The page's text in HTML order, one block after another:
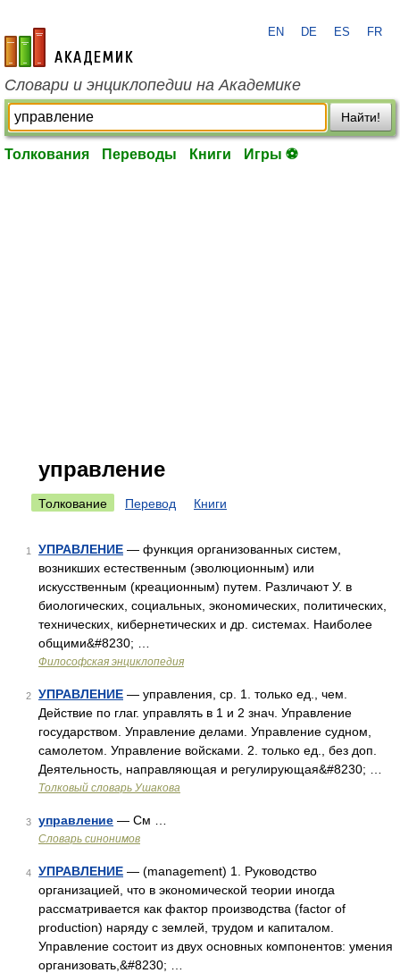
academic.ru
EN DE ES FR
Словари и энциклопедии на Академике
Найти!
Толкования Переводы Книги Игры ⚽
управление
Толкование Перевод Книги
1 УПРАВЛЕНИЕ — функция организованных систем,
возникших естественным (эволюционным) или
искусственным (креационным) путем. Различают У. в
биологических, социальных, экономических, политических,
технических, кибернетических и др. системах. Наиболее
общими&#8230; …
Философская энциклопедия
2 УПРАВЛЕНИЕ — управления, ср. 1. только ед., чем.
Действие по глаг. управлять в 1 и 2 знач. Управление
государством. Управление делами. Управление судном,
самолетом. Управление войсками. 2. только ед., без доп.
Деятельность, направляющая и регулирующая&#8230; …
Толковый словарь Ушакова
3 управление — См …
Словарь синонимов
4 УПРАВЛЕНИЕ — (management) 1. Руководство
организацией, что в экономической теории иногда
рассматривается как фактор производства (factor of
production) наряду с землей, трудом и капиталом.
Управление состоит из двух основных компонентов: умения
организовать,&#8230; …